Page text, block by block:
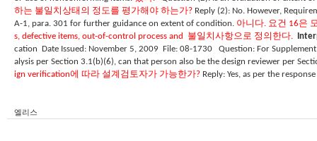
하는 불일치상태의 정도를 평가해야 하는가? Reply (2): No. However,
A-1, para. 301 for further guidance on extent of condition. 아니다. 요건 16은
s, defective items, out-of-control process and 불일치사항으로 정의한다.
cation Date Issued: November 5, 2009 File: 08-1730
Question: For
alysis per Section 3.1(b)(6), can that person also be the design reviewer per
ign verification에 따라 설계검토자가 가능한가? Reply: Yes, as per the
엘리스